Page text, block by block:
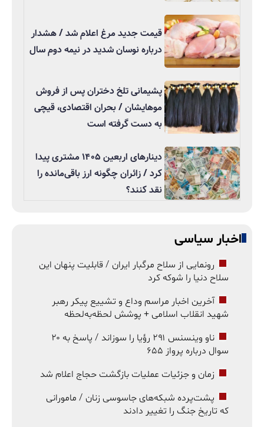
قیمت جدید مرغ اعلام شد / هشدار
درباره نوسان شدید در نیمه دوم سال
پشیمانی تلخ دختران پس از فروش
موهایشان / بحران اقتصادی، قیچی
به دست گرفته است
دینارهای اربعین ۱۴۰۵ مشتری پیدا
کرد / زائران چگونه ارز باقی‌مانده را
نقد کنند؟
اخبار سیاسی
رونمایی از سلاح مرگبار ایران / قابلیت پنهان این
سلاح دنیا را شوکه کرد
آخرین اخبار مراسم وداع و تشییع پیکر رهبر
شهید انقلاب اسلامی + پوشش لحظه‌به‌لحظه
ناو وینسنس ۲۹۱ رؤیا را سوزاند / پاسخ به ۲۰
سوال درباره پرواز ۶۵۵
زمان و جزئیات عملیات بازگشت حجاج اعلام شد
پشت‌پرده شبکه‌های جاسوسی زنان / مامورانی
که تاریخ جنگ را تغییر دادند